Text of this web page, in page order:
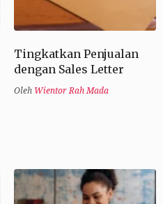
Tingkatkan Penjualan
dengan Sales Letter
Oleh Wientor Rah Mada